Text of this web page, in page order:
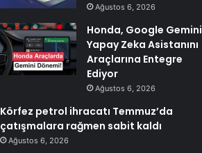
Ağustos 6, 2026
Honda, Google Gemini
Yapay Zeka Asistanını
Araçlarına Entegre
Ediyor
Ağustos 6, 2026
Körfez petrol ihracatı Temmuz’da
çatışmalara rağmen sabit kaldı
Ağustos 6, 2026